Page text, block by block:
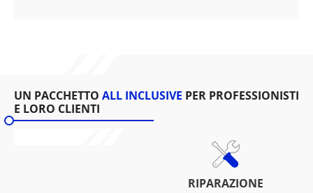
UN PACCHETTO ALL INCLUSIVE PER PROFESSIONISTI
E LORO CLIENTI
RIPARAZIONE